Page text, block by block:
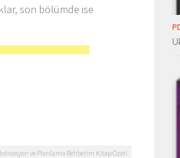
son bölümde ise
ve Planlama Rehberim Kitap Özeti